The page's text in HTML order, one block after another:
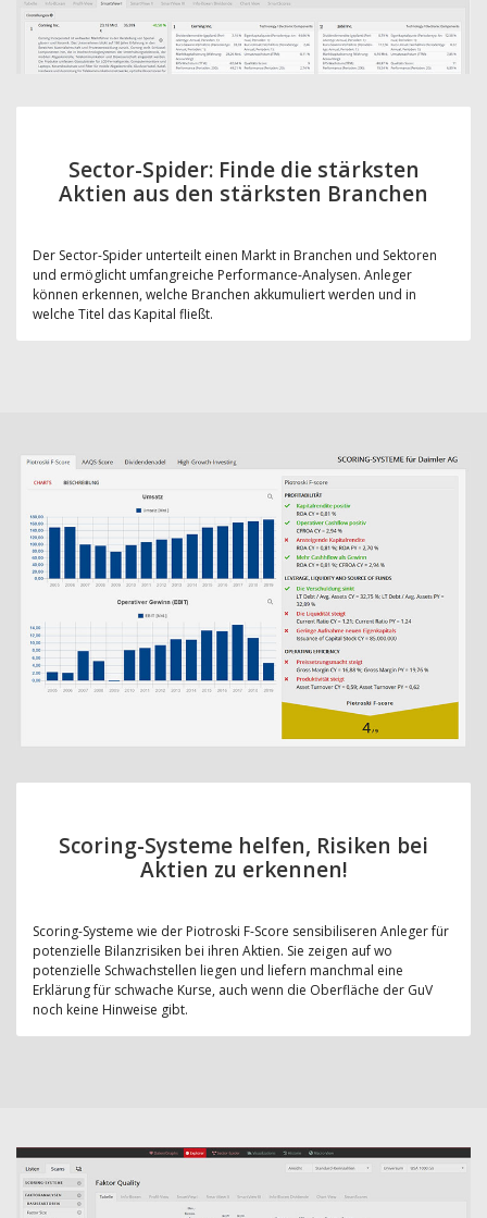
Sector-Spider: Finde die stärksten
Aktien aus den stärksten Branchen
Der Sector-Spider unterteilt einen Markt in Branchen und Sektoren
und ermöglicht umfangreiche Performance-Analysen. Anleger
können erkennen, welche Branchen akkumuliert werden und in
welche Titel das Kapital fließt.
Scoring-Systeme helfen, Risiken bei
Aktien zu erkennen!
Scoring-Systeme wie der Piotroski F-Score sensibiliseren Anleger für
potenzielle Bilanzrisiken bei ihren Aktien. Sie zeigen auf wo
potenzielle Schwachstellen liegen und liefern manchmal eine
Erklärung für schwache Kurse, auch wenn die Oberfläche der GuV
noch keine Hinweise gibt.